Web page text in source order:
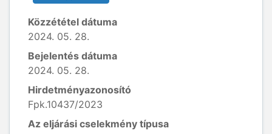
Közzététel dátuma
2024. 05. 28.
Bejelentés dátuma
2024. 05. 28.
Hirdetményazonosító
Fpk.10437/2023
Az eljárási cselekmény típusa